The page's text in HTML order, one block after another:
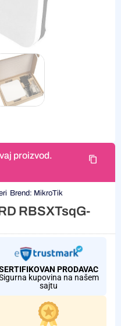
proizvod.
Brend: MikroTik
RBSXTsqG-
PRODAVAC
kupovina na našem
sajtu